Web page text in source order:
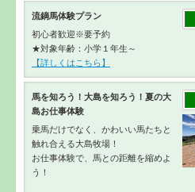
流鏑馬体験プラン
初心者歓迎※要予約
★対象年齢：小学１年生～
【詳しくはこちら】
馬を知ろう！大島を知ろう！夏の大
島お仕事体験
乗馬だけでなく、かわいい馬たちと
触れ合える大島牧場！
お仕事体験で、馬との距離を縮めよ
う！